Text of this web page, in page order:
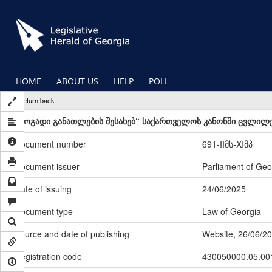
main
content
HOME ABOUT US HELP POLL
Return back
„ზოგადი განათლების შესახებ“ საქართველოს კანონში
Document number
691-IIმს-XIმპ
Document issuer
Parliament of
Date of issuing
24/06/2025
Document type
Law of Georgia
Source and date of publishing
Website, 26/06/
Registration code